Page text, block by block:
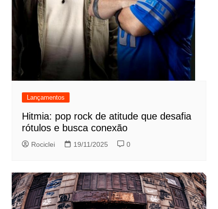
Lançamentos
Hitmia: pop rock de atitude que desafia
rótulos e busca conexão
Rociclei 19/11/2025 0